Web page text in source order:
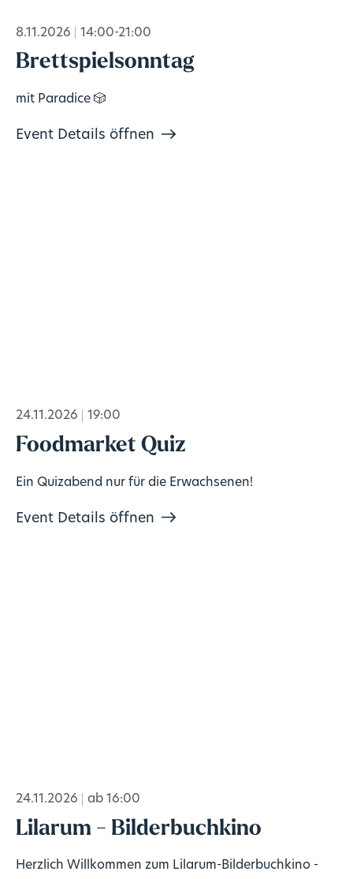
8.11.2026 14:00-21:00
Brettspielsonntag
mit Paradice 🎲
Event Details öffnen
24.11.2026 19:00
Foodmarket Quiz
Ein Quizabend nur für die Erwachsenen!
Event Details öffnen
24.11.2026 ab 16:00
Lilarum - Bilderbuchkino
Herzlich Willkommen zum Lilarum-Bilderbuchkino -